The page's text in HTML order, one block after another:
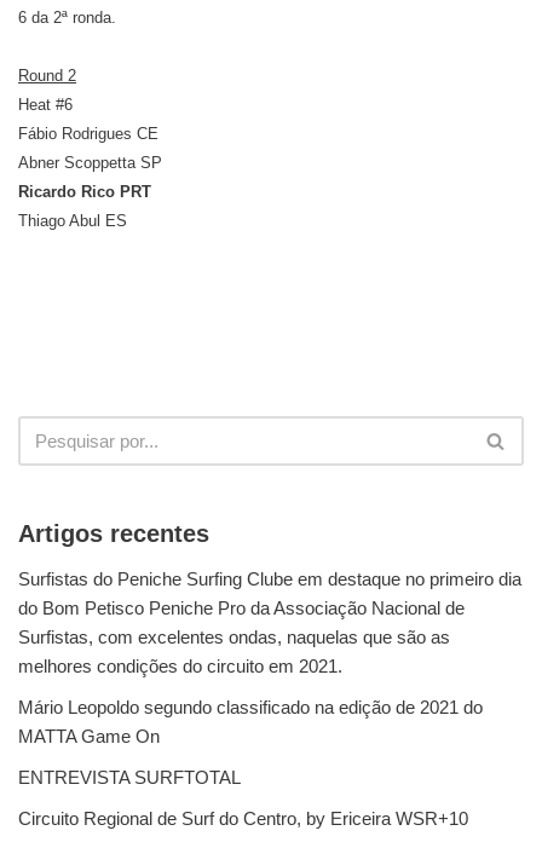
6 da 2ª ronda.
Round 2
Heat #6
Fábio Rodrigues CE
Abner Scoppetta SP
Ricardo Rico PRT
Thiago Abul ES
Artigos recentes
Surfistas do Peniche Surfing Clube em destaque no primeiro dia
do Bom Petisco Peniche Pro da Associação Nacional de
Surfistas, com excelentes ondas, naquelas que são as
melhores condições do circuito em 2021.
Mário Leopoldo segundo classificado na edição de 2021 do
MATTA Game On
ENTREVISTA SURFTOTAL
Circuito Regional de Surf do Centro, by Ericeira WSR+10